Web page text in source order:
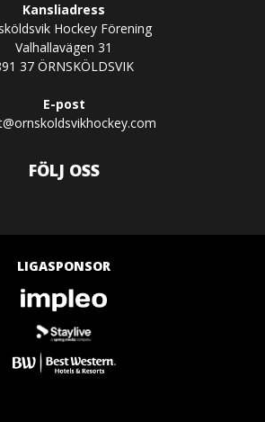
Kansliadress
Hockey Förening
Valhallavägen 31
37 ÖRNSKÖLDSVIK
E-post
FÖLJ OSS
LIGASPONSOR